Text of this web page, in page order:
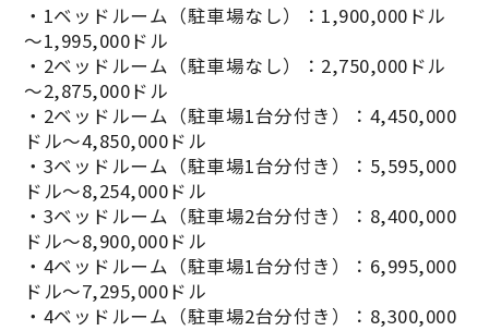
・1ベッドルーム（駐車場なし）：1,900,000ドル
～1,995,000ドル
・2ベッドルーム（駐車場なし）：2,750,000ドル
～2,875,000ドル
・2ベッドルーム（駐車場1台分付き）：4,450,000
ドル～4,850,000ドル
・3ベッドルーム（駐車場1台分付き）：5,595,000
ドル～8,254,000ドル
・3ベッドルーム（駐車場2台分付き）：8,400,000
ドル～8,900,000ドル
・4ベッドルーム（駐車場1台分付き）：6,995,000
ドル～7,295,000ドル
・4ベッドルーム（駐車場2台分付き）：8,300,000